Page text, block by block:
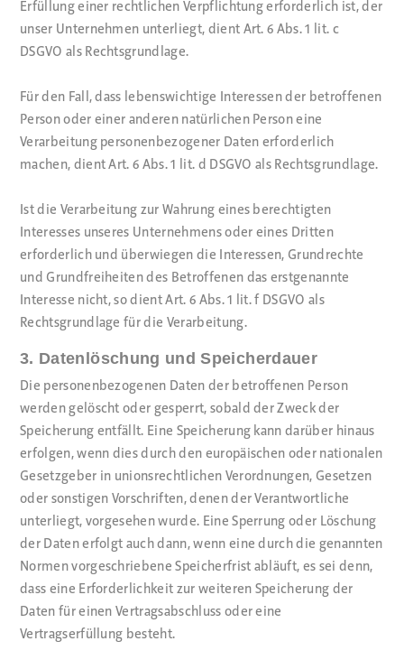
Erfüllung einer rechtlichen Verpflichtung erforderlich ist, der
unser Unternehmen unterliegt, dient Art. 6 Abs. 1 lit. c
DSGVO als Rechtsgrundlage.
Für den Fall, dass lebenswichtige Interessen der betroffenen
Person oder einer anderen natürlichen Person eine
Verarbeitung personenbezogener Daten erforderlich
machen, dient Art. 6 Abs. 1 lit. d DSGVO als Rechtsgrundlage.
Ist die Verarbeitung zur Wahrung eines berechtigten
Interesses unseres Unternehmens oder eines Dritten
erforderlich und überwiegen die Interessen, Grundrechte
und Grundfreiheiten des Betroffenen das erstgenannte
Interesse nicht, so dient Art. 6 Abs. 1 lit. f DSGVO als
Rechtsgrundlage für die Verarbeitung.
3. Datenlöschung und Speicherdauer
Die personenbezogenen Daten der betroffenen Person
werden gelöscht oder gesperrt, sobald der Zweck der
Speicherung entfällt. Eine Speicherung kann darüber hinaus
erfolgen, wenn dies durch den europäischen oder nationalen
Gesetzgeber in unionsrechtlichen Verordnungen, Gesetzen
oder sonstigen Vorschriften, denen der Verantwortliche
unterliegt, vorgesehen wurde. Eine Sperrung oder Löschung
der Daten erfolgt auch dann, wenn eine durch die genannten
Normen vorgeschriebene Speicherfrist abläuft, es sei denn,
dass eine Erforderlichkeit zur weiteren Speicherung der
Daten für einen Vertragsabschluss oder eine
Vertragserfüllung besteht.